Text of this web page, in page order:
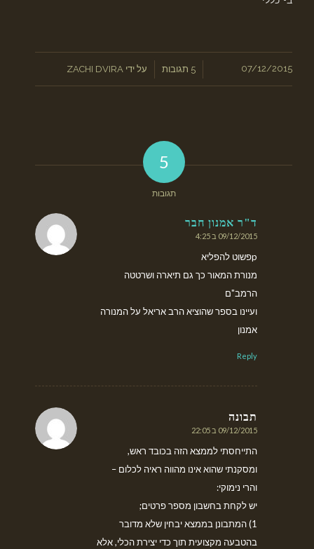
07/12/2015
/ 5 תגובות על ידי ZACHI DVIRA
5
תגובות
ד"ר אמנון חבר
אומר:
09/12/2015 ב 4:25
pפשוט להפליא
מנורת המאור כך גם תיארה ושרטטה
הרמב"ם
ועיינו בספר שהוציא הרב אריאל על המנורה
אמנון
Reply
תבונה
אומר:
09/12/2015 ב 22:05
התייחסתי לממצא הזה בכובד ראש,
ומסקנתי שהוא אינו מהווה ראיה לכלום –
והרי נימוקי:
יש לקחת בחשבון מספר פרטים;
1) המתבונן בממצא יבחין שלא מדובר
בהטבעה מקצועית תוך כדי יצירת הכלי, אלא